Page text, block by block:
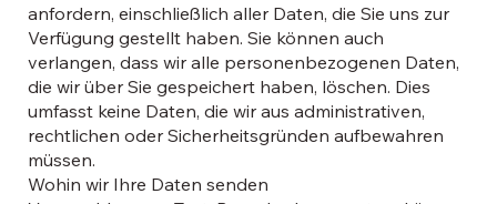
anfordern, einschließlich aller Daten, die Sie uns zur
Verfügung gestellt haben. Sie können auch
verlangen, dass wir alle personenbezogenen Daten,
die wir über Sie gespeichert haben, löschen. Dies
umfasst keine Daten, die wir aus administrativen,
rechtlichen oder Sicherheitsgründen aufbewahren
müssen.
Wohin wir Ihre Daten senden